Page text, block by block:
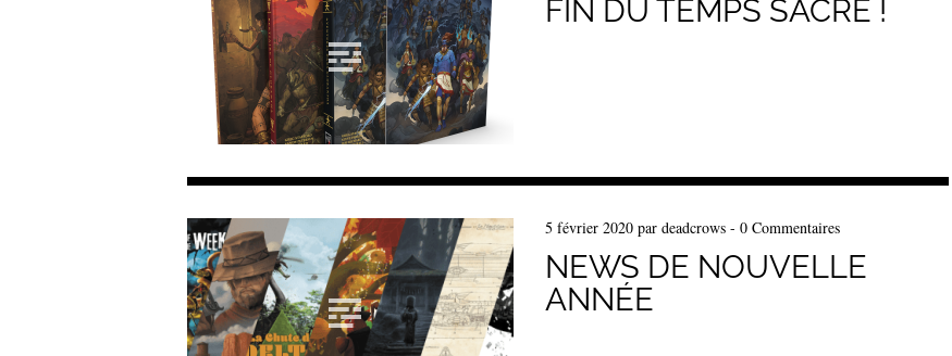
FIN DU TEMPS SACRÉ !
5 février 2020 par deadcrows - 0 Commentaires
NEWS DE NOUVELLE
ANNÉE